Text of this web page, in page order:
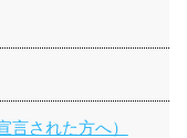
された方へ）